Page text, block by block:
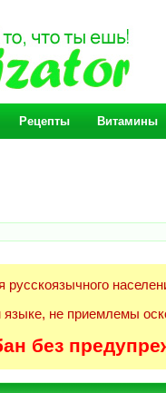
Рецепты Витамины
не приемлемы
без